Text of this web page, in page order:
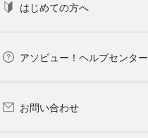
はじめての方へ
アソビュー！ヘルプセンター
お問い合わせ